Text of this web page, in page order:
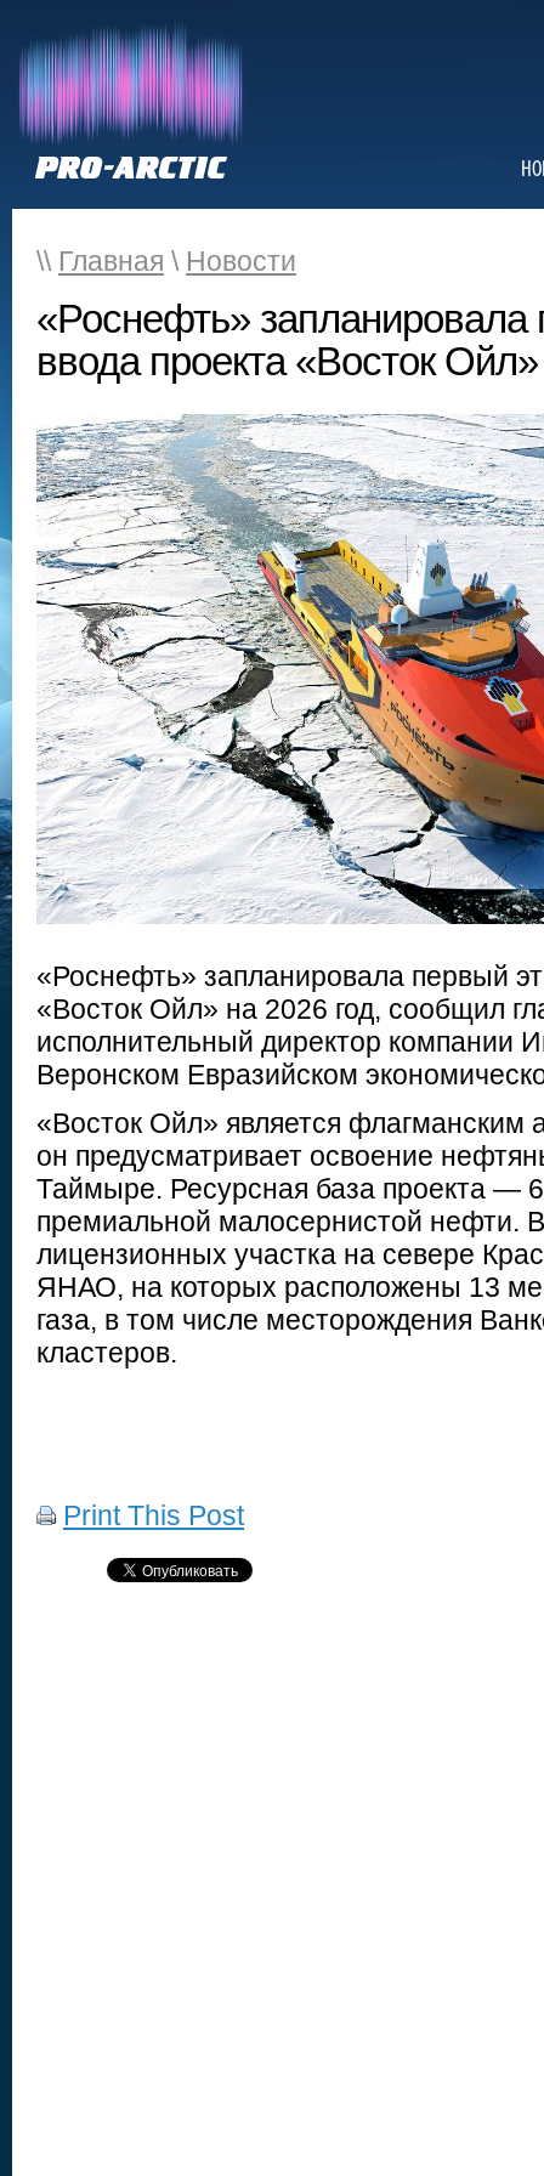
\\ Главная \ Новости
«Роснефть» запланировала
ввода проекта «Восток
«Роснефть» запланировала первый
«Восток Ойл» на 2026 год, сообщил
исполнительный директор компании
Веронском Евразийском
«Восток Ойл» является флагманским
он предусматривает освоение
Таймыре. Ресурсная база проекта —
премиальной малосернистой нефти. В
лицензионных участка на севере
ЯНАО, на которых расположены 13
газа, в том числе месторождения
кластеров.
Print This Post